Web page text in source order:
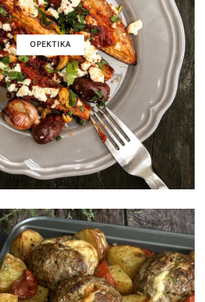
ΟΡΕΚΤΙΚΑ